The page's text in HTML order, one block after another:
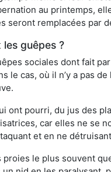
au printemps,
seront remplacées par
guêpes ?
sociales dont fait
le cas, où il n’y a pas
ont pourri, du jus des
car elles ne se
et en ne
proies le plus souvent